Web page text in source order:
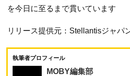
を今日に至るまで貫いています
リリース提供元：Stellantisジャパ
執筆者プロフィール
MOBY編集部